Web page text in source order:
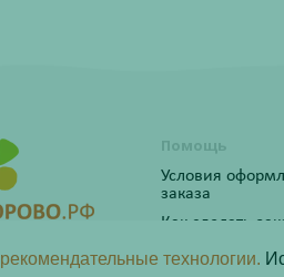
Помощь
Условия
заказа
Как сделать
Программы
рекомендательные технологии.